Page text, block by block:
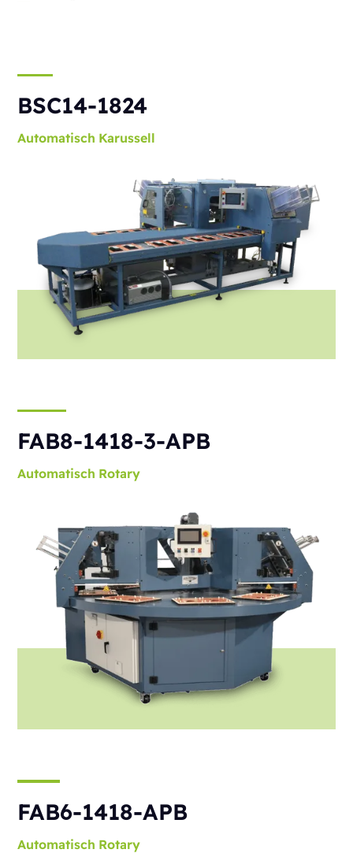
BSC14-1824
Automatisch Karussell
FAB8-1418-3-APB
Automatisch Rotary
FAB6-1418-APB
Automatisch Rotary